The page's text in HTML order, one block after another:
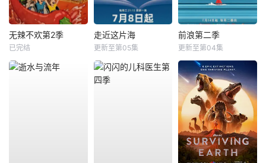
无辣不欢第2季
已完结
走近这片海
更新至第05集
前浪第二季
更新至第04集